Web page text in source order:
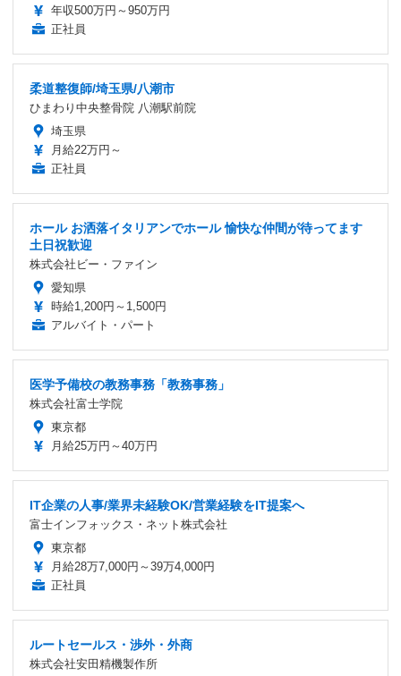
年収500万円～950万円
正社員
柔道整復師/埼玉県/八潮市
ひまわり中央整骨院 八潮駅前院
埼玉県
月給22万円～
正社員
ホール お洒落イタリアンでホール 愉快な仲間が待ってます
土日祝歓迎
株式会社ビー・ファイン
愛知県
時給1,200円～1,500円
アルバイト・パート
医学予備校の教務事務「教務事務」
株式会社富士学院
東京都
月給25万円～40万円
IT企業の人事/業界未経験OK/営業経験をIT提案へ
富士インフォックス・ネット株式会社
東京都
月給28万7,000円～39万4,000円
正社員
ルートセールス・渉外・外商
株式会社安田精機製作所